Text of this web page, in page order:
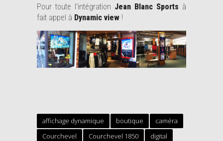
Pour toute l’intégration Jean Blanc Sports à
fait appel à Dynamic view !
affichage dynamique boutique
caméra
Courchevel
Courchevel 1850
digital